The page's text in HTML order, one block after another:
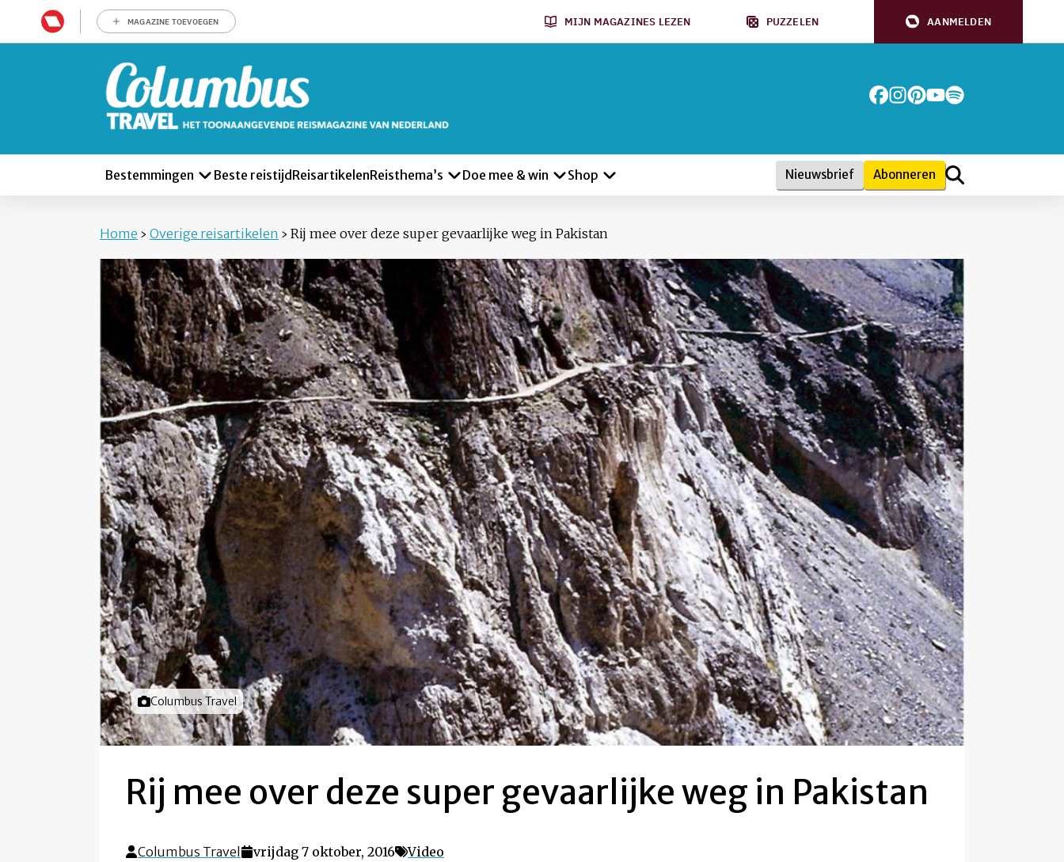
MAGAZINE TOEVOEGEN MIJN MAGAZINES LEZEN PUZZELEN AANMELDEN
Bestemmingen Beste reistijd ReisartikelenReisthema’s Doe mee & win Shop Nieuwsbrief Abonneren
Home › Overige reisartikelen › Rij mee over deze super gevaarlijke weg in Pakistan
Foto door
Columbus Travel
Rij mee over deze super gevaarlijke weg in Pakistan
Columbus Travel vrijdag 7 oktober, 2016 Video